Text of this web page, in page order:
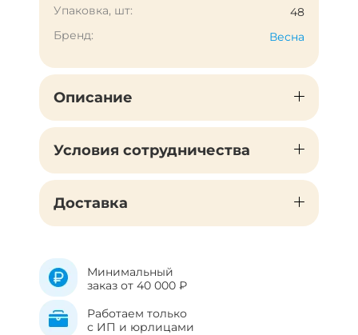
Упаковка, шт:
48
Бренд:
Весна
Описание
Условия сотрудничества
Доставка
Минимальный
заказ от 40 000 ₽
Работаем только
с ИП и юрлицами